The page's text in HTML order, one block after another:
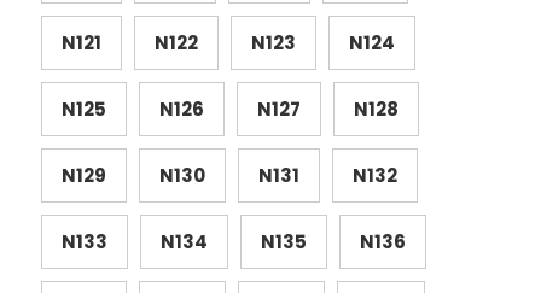
N121 N122 N123 N124
N125 N126 N127 N128
N129 N130 N131 N132
N133 N134 N135 N136